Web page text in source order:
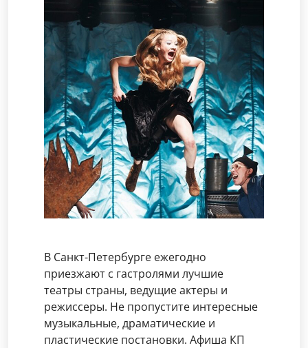
В Санкт-Петербурге ежегодно
приезжают с гастролями лучшие
театры страны, ведущие актеры и
режиссеры. Не пропустите интересные
музыкальные, драматические и
пластические постановки. Афиша КП